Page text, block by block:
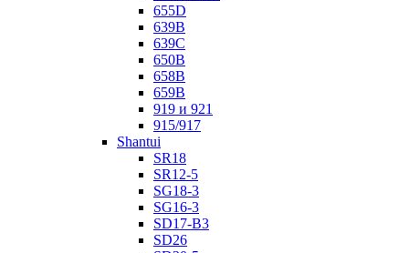
655D
639B
639С
650B
658B
659B
919 и 921
915/917
Shantui
SR18
SR12-5
SG18-3
SG16-3
SD17-B3
SD26